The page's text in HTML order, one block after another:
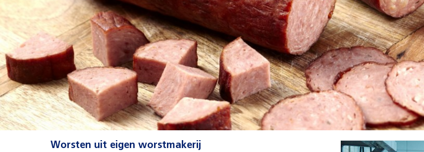
Worsten uit eigen worstmakerij